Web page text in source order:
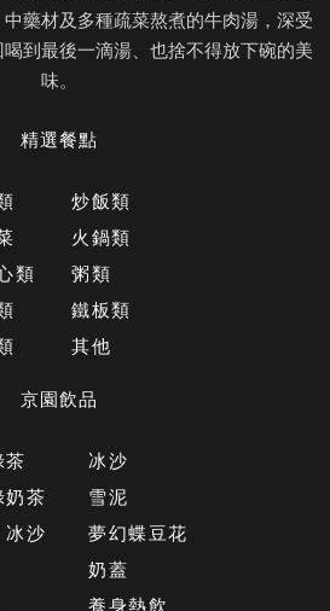
藥材及多種疏菜熬煮的牛肉湯，深受
到最後一滴湯、也捨不得放下碗的美
味。
精選餐點
類
炒飯類
火鍋類
粥類
鐵板類
其他
京園飲品
茶
沙
冰沙
雪泥
夢幻蝶豆花
奶蓋
養身熱飲